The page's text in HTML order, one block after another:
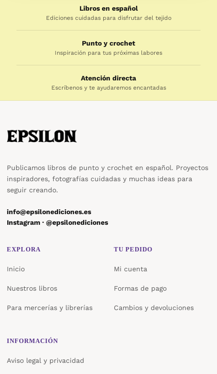
Libros en español
Ediciones cuidadas para disfrutar del tejido
Punto y crochet
Inspiración para tus próximas labores
Atención directa
Escríbenos y te ayudaremos encantadas
Publicamos libros de punto y crochet en español. Proyectos
inspiradores, fotografías cuidadas y muchas ideas para
seguir creando.
info@epsilonediciones.es
Instagram · @epsilonediciones
EXPLORA
Inicio
Nuestros libros
Para mercerías y librerías
TU PEDIDO
Mi cuenta
Formas de pago
Cambios y devoluciones
INFORMACIÓN
Aviso legal y privacidad